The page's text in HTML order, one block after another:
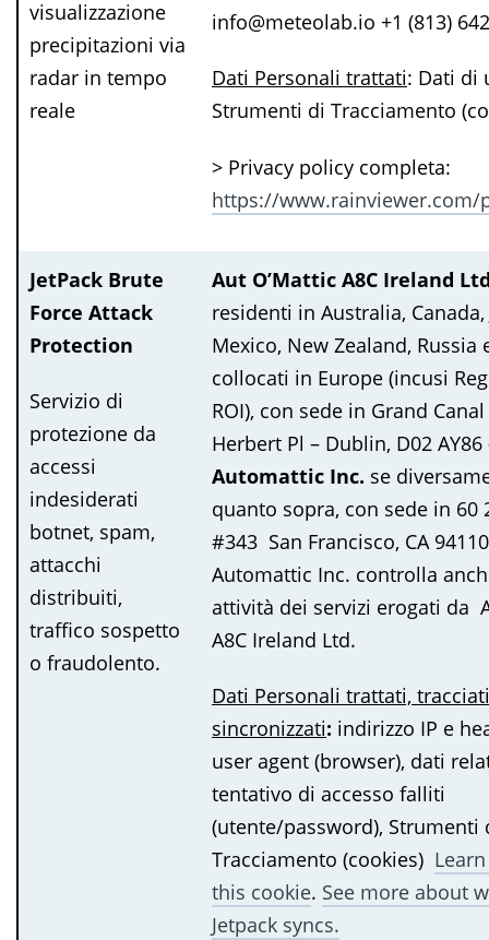
visualizzazione
precipitazioni via
radar in tempo
reale
info@meteolab.io +1 (813)
Dati Personali trattati: Dati di
Strumenti di Tracciamento
> Privacy policy completa:
https://www.rainviewer.com/
JetPack Brute
Force Attack
Protection
Servizio di
protezione da
accessi
indesiderati
botnet, spam,
attacchi
distribuiti,
traffico sospetto
o fraudolento.
Aut O’Mattic A8C Ireland
residenti in Australia, Canada,
Mexico, New Zealand, Russia
collocati in Europe (incusi
ROI), con sede in Grand
Herbert Pl – Dublin, D02
Automattic Inc. se
quanto sopra, con sede in 60
#343 San Francisco, CA
Automattic Inc. controlla
attività dei servizi erogati da
A8C Ireland Ltd.
Dati Personali trattati,
sincronizzati: indirizzo IP e
user agent (browser), dati
tentativo di accesso falliti
(utente/password), Strumenti
Tracciamento (cookies)
this cookie. See more about
Jetpack syncs.